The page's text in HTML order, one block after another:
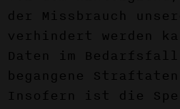
der Missbrauch
verhindert werden
Daten im
begangene
Insofern ist die